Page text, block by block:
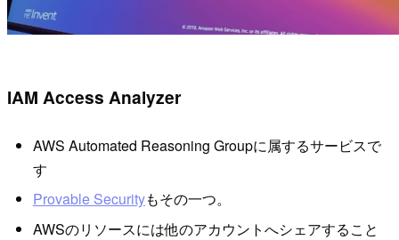
IAM Access Analyzer
AWS Automated Reasoning Groupに属するサービスで
す
Provable Securityもその一つ。
AWSのリソースには他のアカウントへシェアすること